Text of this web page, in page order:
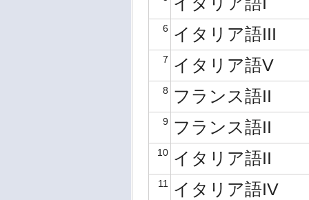
6 イタリア語III
7 イタリア語V
8 フランス語II
9 フランス語II
10 イタリア語II
11 イタリア語IV